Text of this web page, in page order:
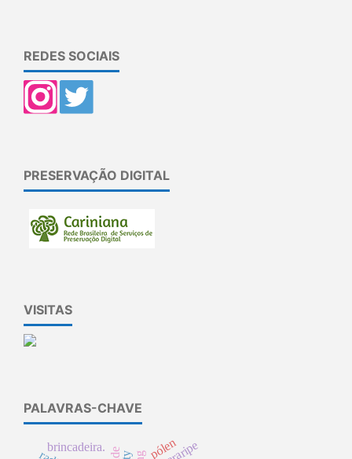
REDES SOCIAIS
PRESERVAÇÃO DIGITAL
VISITAS
PALAVRAS-CHAVE
brincadeira. pólen